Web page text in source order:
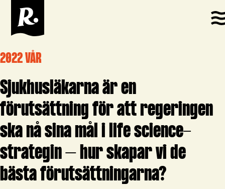
2022 VÅR
Sjukhusläkarna är en
förutsättning för att regeringen
ska nå sina mål i life science-
strategin – hur skapar vi de
bästa förutsättningarna?